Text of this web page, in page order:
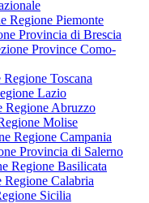
Regione Piemonte
Provincia di Brescia
Province Como-
Regione Toscana
Lazio
Regione Abruzzo
Molise
Regione Campania
Provincia di Salerno
Regione Basilicata
Regione Calabria
Sicilia